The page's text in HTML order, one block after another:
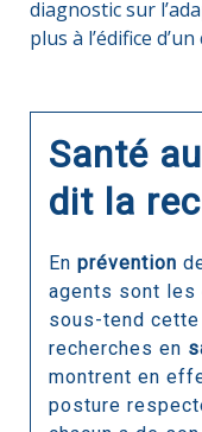
diagnostic sur
plus à l’édifice
Santé
dit la
En prévention
agents sont les
sous-tend
recherches en
montrent en
posture